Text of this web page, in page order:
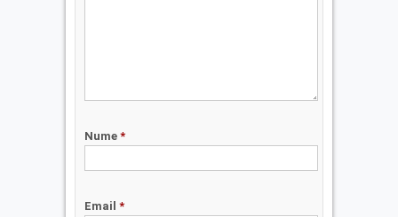
Nume *
Email *